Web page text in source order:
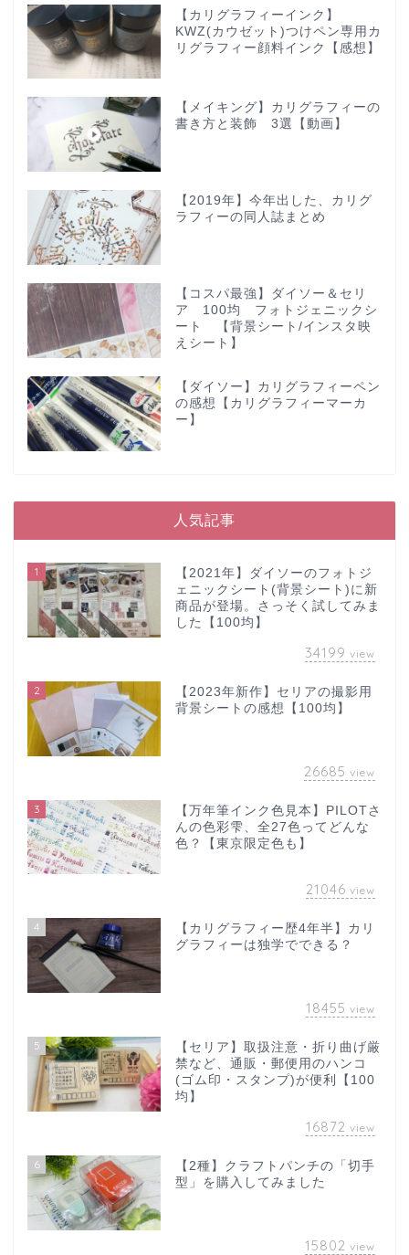
【カリグラフィーインク】
KWZ(カウゼット)つけペン専用カ
リグラフィー顔料インク【感想】
【メイキング】カリグラフィーの
書き方と装飾 3選【動画】
【2019年】今年出した、カリグ
ラフィーの同人誌まとめ
【コスパ最強】ダイソー＆セリ
ア 100均 フォトジェニックシ
ート 【背景シート/インスタ映
えシート】
【ダイソー】カリグラフィーペン
の感想【カリグラフィーマーカ
ー】
人気記事
1
【2021年】ダイソーのフォトジ
ェニックシート(背景シート)に新
商品が登場。さっそく試してみま
した【100均】
34199 view
2
【2023年新作】セリアの撮影用
背景シートの感想【100均】
26685 view
3
【万年筆インク色見本】PILOTさ
んの色彩雫、全27色ってどんな
色？【東京限定色も】
21046 view
4
【カリグラフィー歴4年半】カリ
グラフィーは独学でできる？
18455 view
5
【セリア】取扱注意・折り曲げ厳
禁など、通販・郵便用のハンコ
(ゴム印・スタンプ)が便利【100
均】
16872 view
6
【2種】クラフトパンチの「切手
型」を購入してみました
15802 view